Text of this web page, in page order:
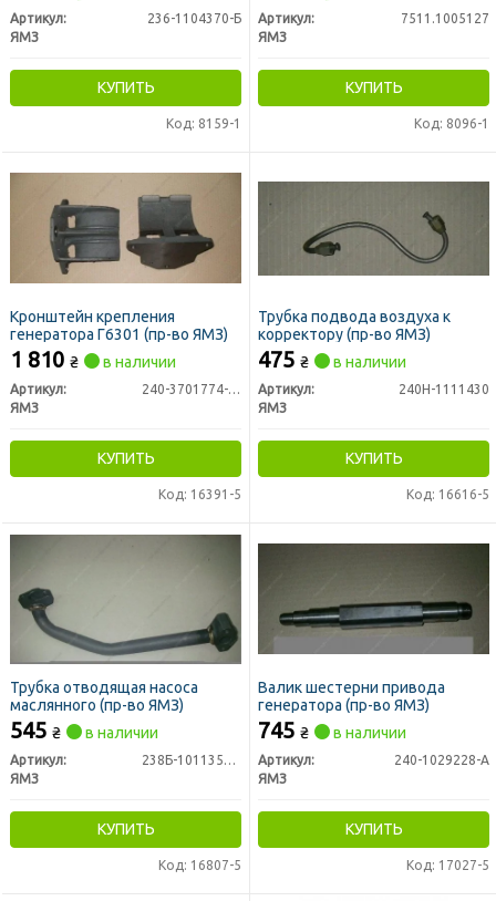
Артикул:
236-1104370-Б
ЯМЗ
КУПИТЬ
Код: 8159-1
Артикул:
7511.1005127
ЯМЗ
КУПИТЬ
Код: 8096-1
Кронштейн крепления
генератора Г6301 (пр-во ЯМЗ)
1 810 ₴ в наличии
Артикул:
240-3701774-Д2
ЯМЗ
КУПИТЬ
Код: 16391-5
Трубка подвода воздуха к
корректору (пр-во ЯМЗ)
475 ₴ в наличии
Артикул:
240Н-1111430
ЯМЗ
КУПИТЬ
Код: 16616-5
Трубка отводящая насоса
маслянного (пр-во ЯМЗ)
545 ₴ в наличии
Артикул:
238Б-1011350-Б
ЯМЗ
КУПИТЬ
Код: 16807-5
Валик шестерни привода
генератора (пр-во ЯМЗ)
745 ₴ в наличии
Артикул:
240-1029228-А
ЯМЗ
КУПИТЬ
Код: 17027-5